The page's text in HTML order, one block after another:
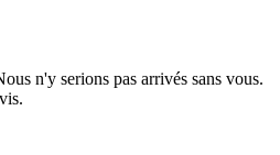
n'y serions pas arrivés sans vous.